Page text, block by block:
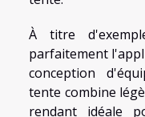
À titre
parfaitement
conception
tente combine
rendant idéale